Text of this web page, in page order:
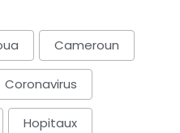
Cameroun
Coronavirus
Hopitaux